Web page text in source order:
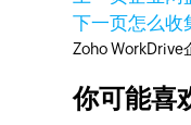
下一页怎么收
Zoho WorkDrive
你可能喜